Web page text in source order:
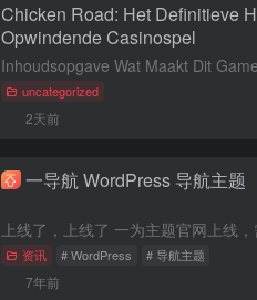
Chicken Road: Het Definitieve
Opwindende Casinospel
uncategorized
2天前
一导航 WordPress 导航主题
资讯 # WordPress # 导航主题
7年前